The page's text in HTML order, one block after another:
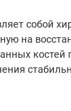
собой
на
костей